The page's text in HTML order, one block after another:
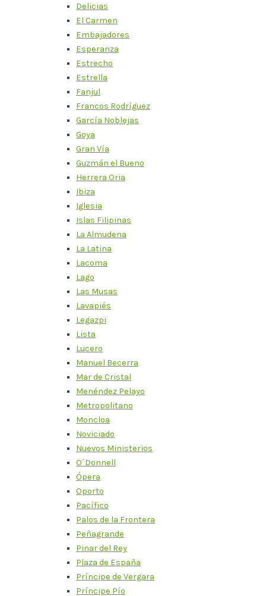
Delicias
El Carmen
Embajadores
Esperanza
Estrecho
Estrella
Fanjul
Francos Rodríguez
García Noblejas
Goya
Gran Vía
Guzmán el Bueno
Herrera Oria
Ibiza
Iglesia
Islas Filipinas
La Almudena
La Latina
Lacoma
Lago
Las Musas
Lavapiés
Legazpi
Lista
Lucero
Manuel Becerra
Mar de Cristal
Menéndez Pelayo
Metropolitano
Moncloa
Noviciado
Nuevos Ministerios
O´Donnell
Ópera
Oporto
Pacífico
Palos de la Frontera
Peñagrande
Pinar del Rey
Plaza de España
Príncipe de Vergara
Príncipe Pío